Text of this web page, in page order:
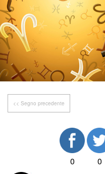
<< Segno precedente
0 0